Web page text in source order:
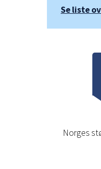
Se liste
Norges